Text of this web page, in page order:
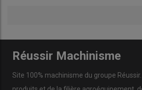
Réussir Machinisme
Site 100% machinisme du groupe